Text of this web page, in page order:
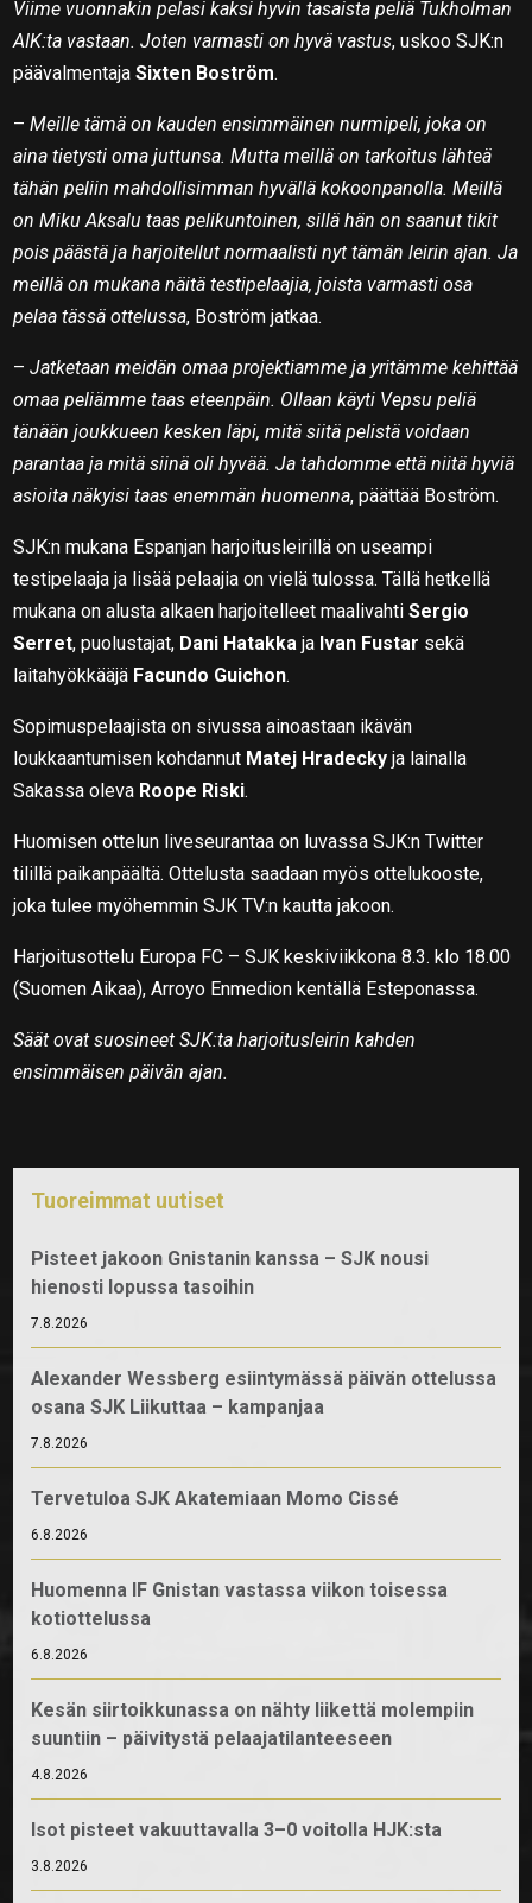
Viime vuonnakin pelasi kaksi hyvin tasaista peliä Tukholman
AIK:ta vastaan. Joten varmasti on hyvä vastus, uskoo SJK:n
päävalmentajaSixten Boström.
–Meille tämä on kauden ensimmäinen nurmipeli, joka on
aina tietysti oma juttunsa. Mutta meillä on tarkoitus lähteä
tähän peliin mahdollisimman hyvällä kokoonpanolla. Meillä
on Miku Aksalu taas pelikuntoinen, sillä hän on saanut tikit
pois päästä ja harjoitellut normaalisti nyt tämän leirin ajan. Ja
meillä on mukana näitä testipelaajia, joista varmasti osa
pelaa tässä ottelussa, Boström jatkaa.
–Jatketaan meidän omaa projektiamme ja yritämme kehittää
omaa peliämme taas eteenpäin. Ollaan käyti Vepsu peliä
tänään joukkueen kesken läpi, mitä siitä pelistä voidaan
parantaa ja mitä siinä oli hyvää. Ja tahdomme että niitä hyviä
asioita näkyisi taas enemmän huomenna, päättää Boström.
SJK:n mukana Espanjan harjoitusleirillä on useampi
testipelaaja ja lisää pelaajia on vielä tulossa. Tällä hetkellä
mukana on alusta alkaen harjoitelleet maalivahtiSergio
Serret, puolustajat, Dani Hatakka ja Ivan Fustar sekä
laitahyökkääjä Facundo Guichon.
Sopimuspelaajista on sivussa ainoastaan ikävän
loukkaantumisen kohdannut Matej Hradecky ja lainalla
Sakassa oleva Roope Riski.
Huomisen ottelun liveseurantaa on luvassa SJK:n Twitter
tilillä paikanpäältä. Ottelusta saadaan myös ottelukooste,
joka tulee myöhemmin SJK TV:n kautta jakoon.
Harjoitusottelu Europa FC – SJK keskiviikkona 8.3. klo 18.00
(Suomen Aikaa), Arroyo Enmedion kentällä Esteponassa.
Säät ovat suosineet SJK:ta harjoitusleirin kahden
ensimmäisen päivän ajan.
Tuoreimmat uutiset
Pisteet jakoon Gnistanin kanssa – SJK nousi
hienosti lopussa tasoihin
7.8.2026
Alexander Wessberg esiintymässä päivän ottelussa
osana SJK Liikuttaa – kampanjaa
7.8.2026
Tervetuloa SJK Akatemiaan Momo Cissé
6.8.2026
Huomenna IF Gnistan vastassa viikon toisessa
kotiottelussa
6.8.2026
Kesän siirtoikkunassa on nähty liikettä molempiin
suuntiin – päivitystä pelaajatilanteeseen
4.8.2026
Isot pisteet vakuuttavalla 3–0 voitolla HJK:sta
3.8.2026